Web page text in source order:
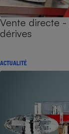
Vente directe -
dérives
ACTUALITÉ